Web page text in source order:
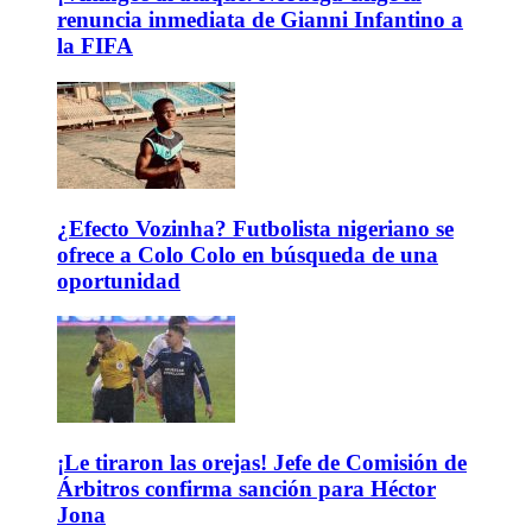
renuncia inmediata de Gianni Infantino a
la FIFA
¿Efecto Vozinha? Futbolista nigeriano se
ofrece a Colo Colo en búsqueda de una
oportunidad
¡Le tiraron las orejas! Jefe de Comisión de
Árbitros confirma sanción para Héctor
Jona